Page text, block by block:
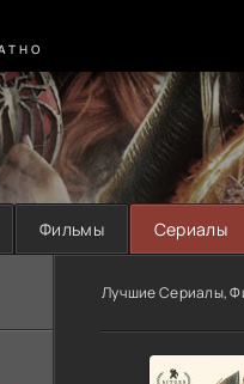
Фильмы Сериалы
Лучшие Сериалы,